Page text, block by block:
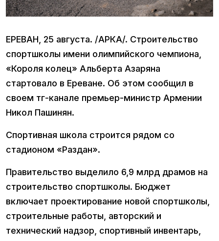
ЕРЕВАН, 25 августа. /АРКА/. Строительство
спортшколы имени олимпийского чемпиона,
«Короля колец» Альберта Азаряна
стартовало в Ереване. Об этом сообщил в
своем тг-канале премьер-министр Армении
Никол Пашинян.
Спортивная школа строится рядом со
стадионом «Раздан».
Правительство выделило 6,9 млрд драмов на
строительство спортшколы. Бюджет
включает проектирование новой спортшколы,
строительные работы, авторский и
технический надзор, спортивный инвентарь,